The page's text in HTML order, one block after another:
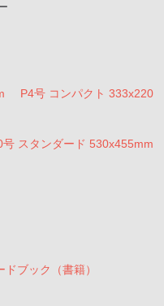
P4号 コンパクト
号 スタンダード 530x455mm
ドブック（書籍）